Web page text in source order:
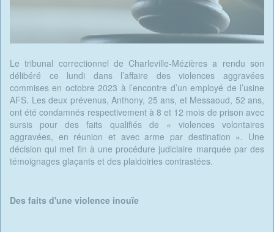
Le tribunal correctionnel de Charleville-Mézières a rendu son
délibéré ce lundi dans l’affaire des violences aggravées
commises en octobre 2023 à l’encontre d’un employé de l’usine
AFS. Les deux prévenus, Anthony, 25 ans, et Messaoud, 52 ans,
ont été condamnés respectivement à 8 et 12 mois de prison avec
sursis pour des faits qualifiés de « violences volontaires
aggravées, en réunion et avec arme par destination ». Une
décision qui met fin à une procédure judiciaire marquée par des
témoignages glaçants et des plaidoiries contrastées.
Des faits d'une violence inouïe